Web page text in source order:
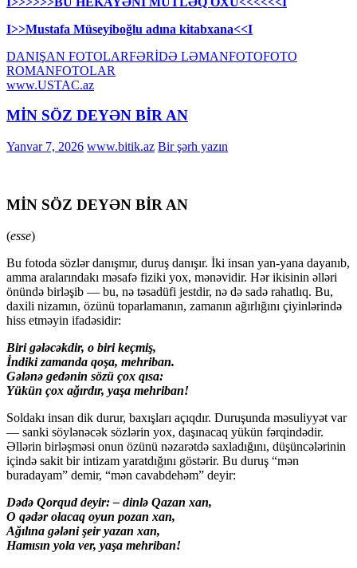
I>>Mustafa Müseyiboğlu adına kitabxana<<I
DANIŞAN FOTOLARFƏRİDƏ LƏMANFOTOFOTO
ROMANFOTOLAR
www.USTAC.az
MİN SÖZ DEYƏN BİR AN
Yanvar 7, 2026 www.bitik.az Bir şərh yazın
MİN SÖZ DEYƏN BİR AN
(esse)
Bu fotoda sözlər danışmır, duruş danışır. İki insan yan-yana dayanıb,
amma aralarındakı məsafə fiziki yox, mənəvidir. Hər ikisinin əlləri
önündə birləşib — bu, nə təsadüfi jestdir, nə də sadə rahatlıq. Bu,
daxili nizamın, özünü toparlamanın, zamanın ağırlığını çiyinlərində
hiss etməyin ifadəsidir:
Biri gələcəkdir, o biri keçmiş,
İndiki zamanda qoşa, mehriban.
Gələnə gedənin sözü çox qısa:
Yükün çox ağırdır, yaşa mehriban!
Soldakı insan dik durur, baxışları açıqdır. Duruşunda məsuliyyət var
— sanki söylənəcək sözlərin yox, daşınacaq yükün fərqindədir.
Əllərin birləşməsi onun özünü nəzarətdə saxladığını, düşüncələrinin
içində sakit bir intizam yaratdığını göstərir. Bu duruş “mən
buradayam” demir, “mən cavabdehəm” deyir:
Dədə Qorqud deyir: – dinlə Qazan xan,
O qədər olacaq oyun pozan xan,
Ağılına gələni şeir yazan xan,
Hamısın yola ver, yaşa mehriban!